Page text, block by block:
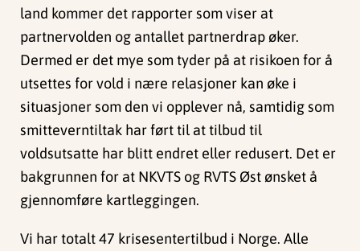
land kommer det rapporter som viser at
partnervolden og antallet partnerdrap øker.
Dermed er det mye som tyder på at risikoen for å
utsettes for vold i nære relasjoner kan øke i
situasjoner som den vi opplever nå, samtidig som
smitteverntiltak har ført til at tilbud til
voldsutsatte har blitt endret eller redusert. Det er
bakgrunnen for at NKVTS og RVTS Øst ønsket å
gjennomføre kartleggingen.
Vi har totalt 47 krisesentertilbud i Norge. Alle